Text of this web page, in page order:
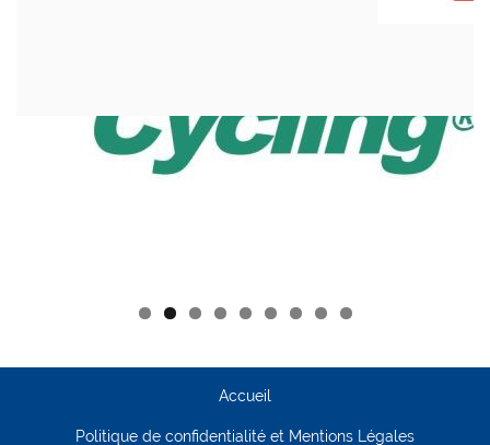
Accueil
Politique de confidentialité et Mentions Légales